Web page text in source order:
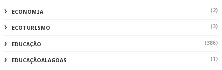
ECONOMIA (2)
ECOTURISMO (3)
EDUCAÇÃO (386)
EDUCAÇÃOALAGOAS (1)